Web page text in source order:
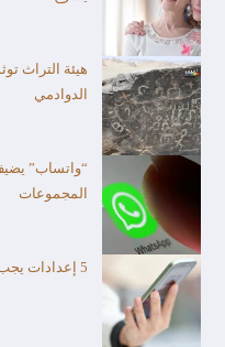
الدوادمي
المجموعات
5 إعدادات يجب تفعيلها فورًا بعد شراء آيفون جديد